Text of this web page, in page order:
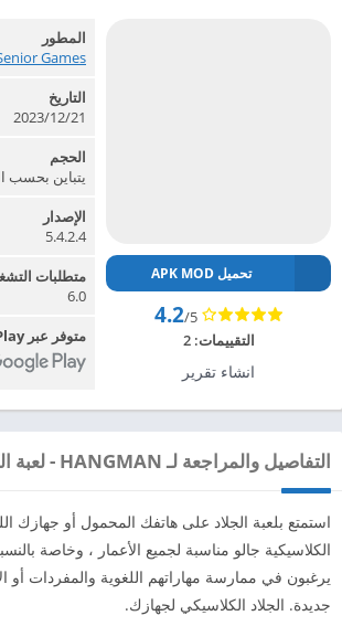
تحميل APK MOD
4.2/5
التقييمات:2
انشاء تقرير
المطور
Games‏
التاريخ
2023/12/21
الحجم
يتباين بحسب
الإصدار
5.4.2.4
متطلبات
6.0
متوفر عبر Google Play
التفاصيل والمراجعة لـ HANGMAN - لعبة الكلمات
استمتع بلعبة الجلاد على هاتفك المحمول أو جهازك
الكلاسيكية جالو مناسبة لجميع الأعمار ، وخاصة
يرغبون في ممارسة مهاراتهم اللغوية والمفردات أو
جديدة. الجلاد الكلاسيكي لجهازك.